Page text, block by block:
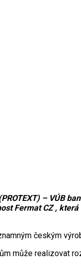
– VÚB
Fermat CZ ,
českým
může realizovat